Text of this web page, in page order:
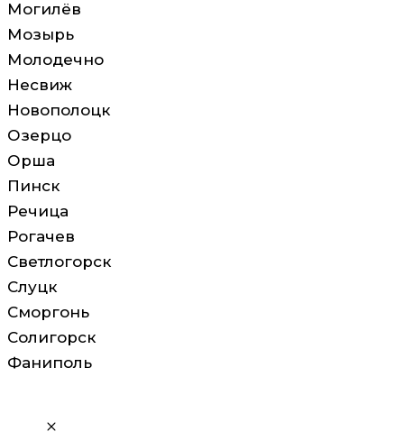
Могилёв
Мозырь
Молодечно
Несвиж
Новополоцк
Озерцо
Орша
Пинск
Речица
Рогачев
Светлогорск
Слуцк
Сморгонь
Солигорск
Фаниполь